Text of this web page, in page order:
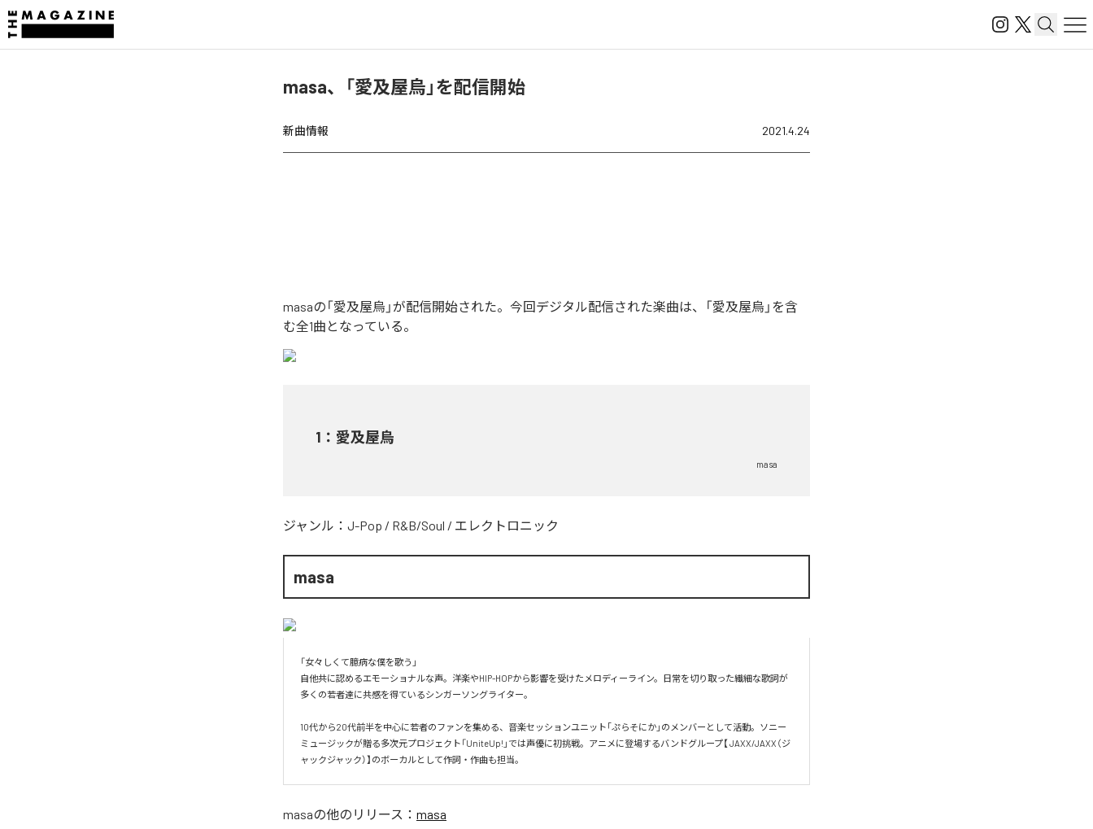
masa、「愛及屋烏」を配信開始
新曲情報 2021.4.24
masaの「愛及屋烏」が配信開始された。今回デジタル配信された楽曲は、「愛及屋烏」を含
む全1曲となっている。
1 ： 愛及屋烏
masa
ジャンル： J-Pop / R&B/Soul / エレクトロニック
masa
「女々しくて臆病な僕を歌う」
自他共に認めるエモーショナルな声。洋楽やHIP-HOPから影響を受けたメロディーライン。日常を切り取った繊細な歌詞が
多くの若者達に共感を得ているシンガーソングライター。
10代から20代前半を中心に若者のファンを集める、音楽セッションユニット｢ぷらそにか」のメンバーとして活動。ソニー
ミュージックが贈る多次元プロジェクト「UniteUp!」では声優に初挑戦。アニメに登場するバンドグループ【 JAXX/JAXX（ジ
ャックジャック）】のボーカルとして作詞・作曲も担当。
masaの他のリリース： masa